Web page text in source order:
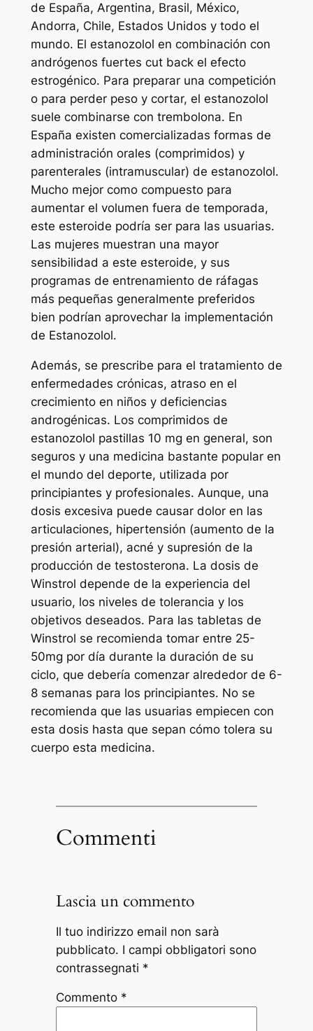
de España, Argentina, Brasil, México,
Andorra, Chile, Estados Unidos y todo el
mundo. El estanozolol en combinación con
andrógenos fuertes cut back el efecto
estrogénico. Para preparar una competición
o para perder peso y cortar, el estanozolol
suele combinarse con trembolona. En
España existen comercializadas formas de
administración orales (comprimidos) y
parenterales (intramuscular) de estanozolol.
Mucho mejor como compuesto para
aumentar el volumen fuera de temporada,
este esteroide podría ser para las usuarias.
Las mujeres muestran una mayor
sensibilidad a este esteroide, y sus
programas de entrenamiento de ráfagas
más pequeñas generalmente preferidos
bien podrían aprovechar la implementación
de Estanozolol.
Además, se prescribe para el tratamiento de
enfermedades crónicas, atraso en el
crecimiento en niños y deficiencias
androgénicas. Los comprimidos de
estanozolol pastillas 10 mg en general, son
seguros y una medicina bastante popular en
el mundo del deporte, utilizada por
principiantes y profesionales. Aunque, una
dosis excesiva puede causar dolor en las
articulaciones, hipertensión (aumento de la
presión arterial), acné y supresión de la
producción de testosterona. La dosis de
Winstrol depende de la experiencia del
usuario, los niveles de tolerancia y los
objetivos deseados. Para las tabletas de
Winstrol se recomienda tomar entre 25-
50mg por día durante la duración de su
ciclo, que debería comenzar alrededor de 6-
8 semanas para los principiantes. No se
recomienda que las usuarias empiecen con
esta dosis hasta que sepan cómo tolera su
cuerpo esta medicina.
Commenti
Lascia un commento
Il tuo indirizzo email non sarà
pubblicato. I campi obbligatori sono
contrassegnati *
Commento *